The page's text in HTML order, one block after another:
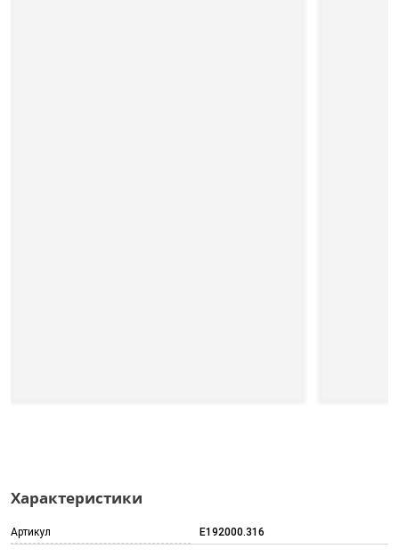
Характеристики
Артикул E192000.316